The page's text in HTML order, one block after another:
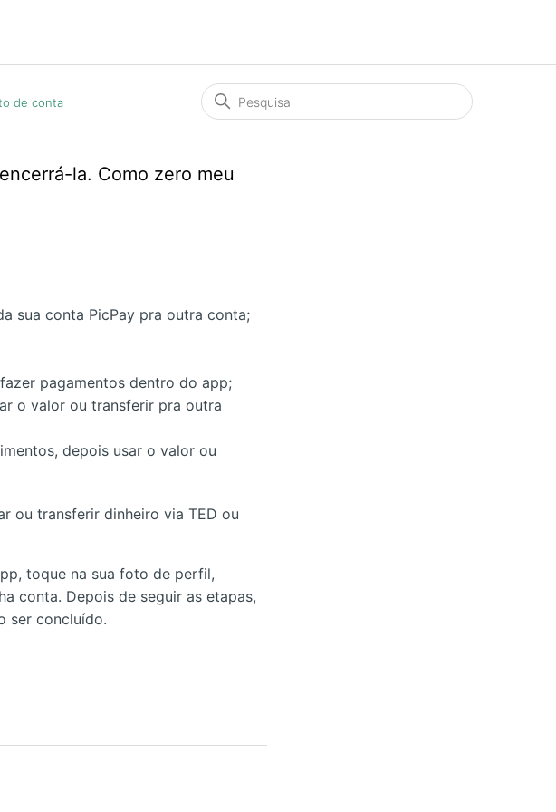
de conta
la. Como zero meu
sua conta PicPay pra outra conta;
pagamentos dentro do app;
o valor ou transferir pra outra
depois usar o valor ou
ou transferir dinheiro via TED ou
toque na sua foto de perfil,
conta. Depois de seguir as etapas,
ser concluído.